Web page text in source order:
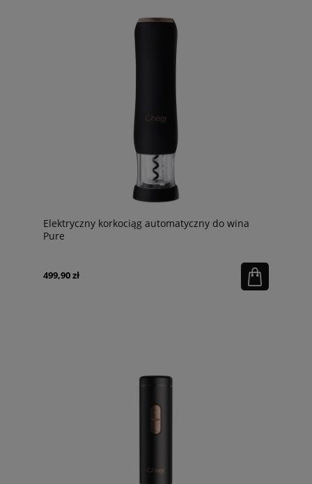
Elektryczny korkociąg automatyczny do wina
Pure
499,90 zł